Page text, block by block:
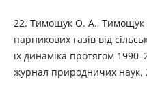
22. Тимощук О. А., Тимощук
парникових газів від
їх динаміка протягом
журнал природничих наук.